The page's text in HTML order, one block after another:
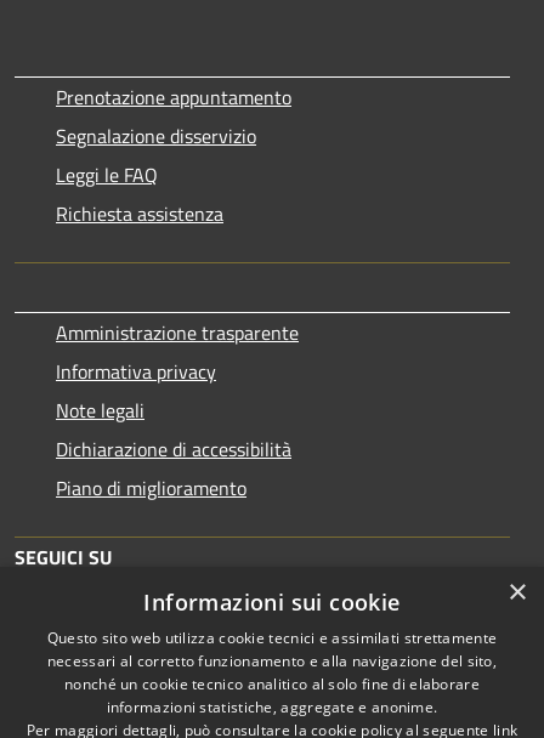
Prenotazione appuntamento
Segnalazione disservizio
Leggi le FAQ
Richiesta assistenza
Amministrazione trasparente
Informativa privacy
Note legali
Dichiarazione di accessibilità
Piano di miglioramento
SEGUICI SU
RSS
Copyright © 2026 • Comune di
×
Informazioni sui cookie
Questo sito web utilizza cookie tecnici e assimilati strettamente
necessari al corretto funzionamento e alla navigazione del sito,
nonché un cookie tecnico analitico al solo fine di elaborare
informazioni statistiche, aggregate e anonime.
Per maggiori dettagli, può consultare la cookie policy al seguente link